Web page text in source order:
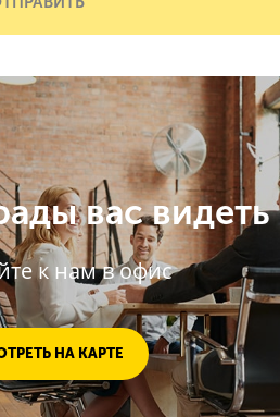
вас видеть
к нам в офис
НА КАРТЕ